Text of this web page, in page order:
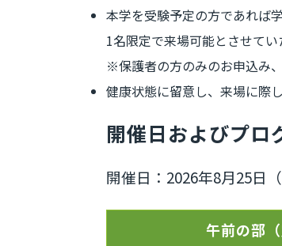
本学を受験予定の方であれば
1名限定で来場可能とさせて
※保護者の方のみのお申込み
健康状態に留意し、来場に際
開催日およびプロ
開催日：2026年8月25日（
午前の部